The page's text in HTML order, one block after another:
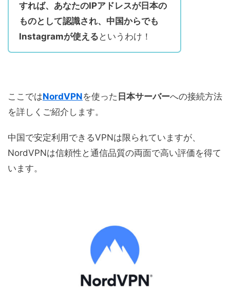
すれば、あなたのIPアドレスが日本の
ものとして認識され、中国からでも
Instagramが使える というわけ！
ここではNordVPNを使った 日本サーバーへの接続方法
を詳しくご紹介します。
中国で安定利用できるVPNは限られていますが、
NordVPNは信頼性と通信品質の両面で高い評価を得て
います。